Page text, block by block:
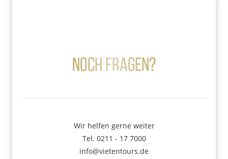
Noch Fragen?
Wir helfen gerne weiter
Tel. 0211 - 17 7000
info@vietentours.de